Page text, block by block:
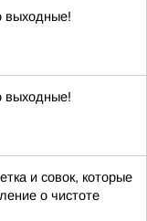
выходные!
выходные!
и совок, которые
о чистоте